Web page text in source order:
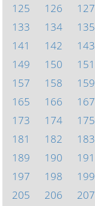
125
126 127
133
134 135
141
142 143
149
150 151
157
158 159
165
166 167
173
174 175
181
182 183
189
190 191
197
198 199
205
206 207